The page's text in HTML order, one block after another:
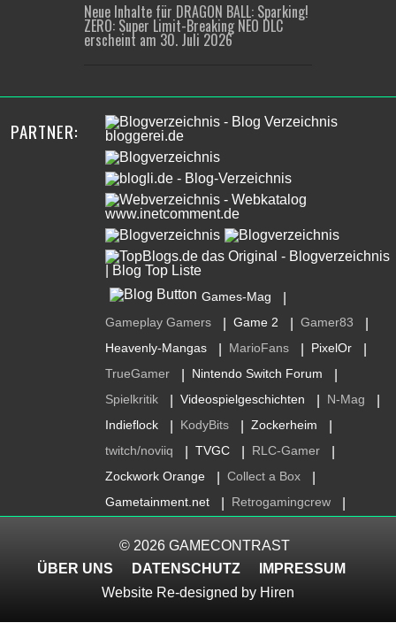
Neue Inhalte für DRAGON BALL: Sparking!
ZERO: Super Limit-Breaking NEO DLC
erscheint am 30. Juli 2026
PARTNER:
Games-Mag
Gameplay Gamers Game 2 Gamer83
Heavenly-Mangas MarioFans PixelOr
TrueGamer Nintendo Switch Forum
Spielkritik Videospielgeschichten N-Mag
Indieflock KodyBits Zockerheim
twitch/noviiq TVGC RLC-Gamer
Zockwork Orange Collect a Box
Gametainment.net Retrogamingcrew
© 2026 GAMECONTRAST
ÜBER UNS
DATENSCHUTZ
IMPRESSUM
Website Re-designed by Hiren